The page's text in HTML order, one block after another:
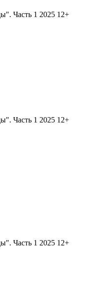
Часть 1 2025 12+
Часть 1 2025 12+
Часть 1 2025 12+